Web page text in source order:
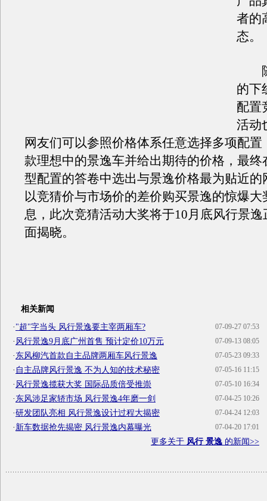
者的
态。
随
的下
配置
活动
网友们可以参照价格体系任意选择多项配置
款理想中的景逸车并给出期待的价格，最终
型配置的答卷中选出与景逸价格最为贴近的
以竞猜价与市场价的差价购买景逸的惊爆大
息，此次竞猜活动大奖将于10月底风行景
面揭晓。
相关新闻
07-09-27 07:53
·"超"字当头 风行景逸要主宰两厢车?
07-09-13 08:05
· 风行景逸9月底广州首售 预计定价10万元
07-05-23 09:33
·东风柳汽首款自主品牌两厢车风行景逸
07-05-16 11:15
· 自主品牌风行景逸 不为人知的技术秘密
07-05-10 16:34
· 风行景逸揽获大奖 国际品质倍受推崇
07-04-25 10:26
·东风涉足家轿市场 风行景逸4年磨一剑
07-04-24 12:03
·研发团队亮相 风行景逸设计过程大揭密
07-04-20 17:01
·新车数据抢先揭密 风行景逸内幕曝光
更多关于 风行 景逸 的新闻>>